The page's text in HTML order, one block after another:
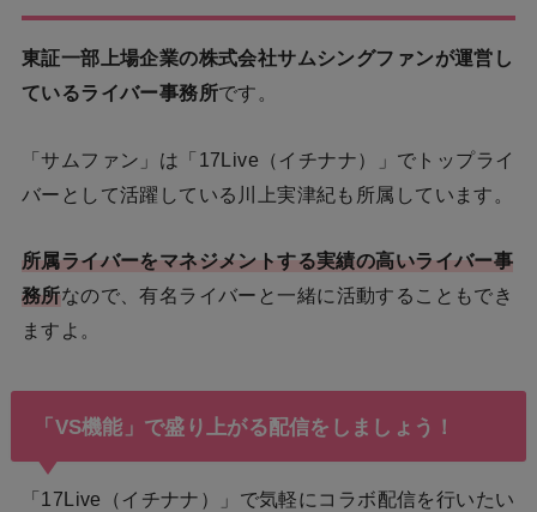
東証一部上場企業の株式会社サムシングファンが運営し
ているライバー事務所です。
「サムファン」は「17Live（イチナナ）」でトップライ
バーとして活躍している川上実津紀も所属しています。
所属ライバーをマネジメントする実績の高いライバー事
務所なので、有名ライバーと一緒に活動することもでき
ますよ。
「VS機能」で盛り上がる配信をしましょう！
「17Live（イチナナ）」で気軽にコラボ配信を行いたい